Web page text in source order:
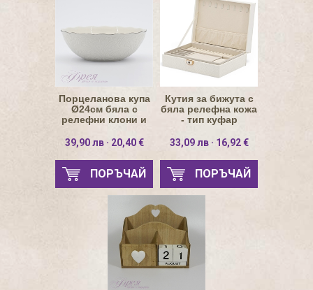
Порцеланова купа
Ø24см бяла с
релефни клони и
39,90 лв · 20,40 €
ПОРЪЧАЙ
Кутия за бижута с
бяла релефна кожа
- тип куфар
33,09 лв · 16,92 €
ПОРЪЧАЙ